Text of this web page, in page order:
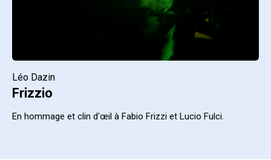
Léo Dazin
Frizzio
En hommage et clin d'œil à Fabio Frizzi et Lucio Fulci.